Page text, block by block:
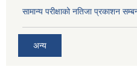
सामान्य परीक्षाको नतिजा प्रकाशन
अन्य